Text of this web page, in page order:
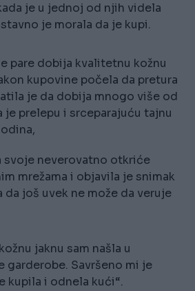
je u jednoj od njih videla
je morala da je kupi.
pare dobija kvalitetnu kožnu
kupovine počela da pretura
je da dobija mnogo više od
je prelepu i srceparajuću tajnu
svoje neverovatno otkriće
mrežama i objavila je snimak
da još uvek ne može da veruje
jaknu sam našla u
garderobe. Savršeno mi je
kupila i odnela kući“.